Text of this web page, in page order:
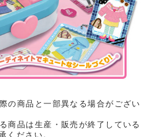
の商品と一部異なる場合がござい
商品は生産・販売が終了している
ください。